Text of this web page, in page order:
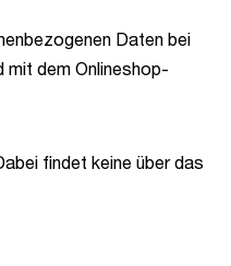
Daten bei
mit dem Onlineshop-
findet keine über das